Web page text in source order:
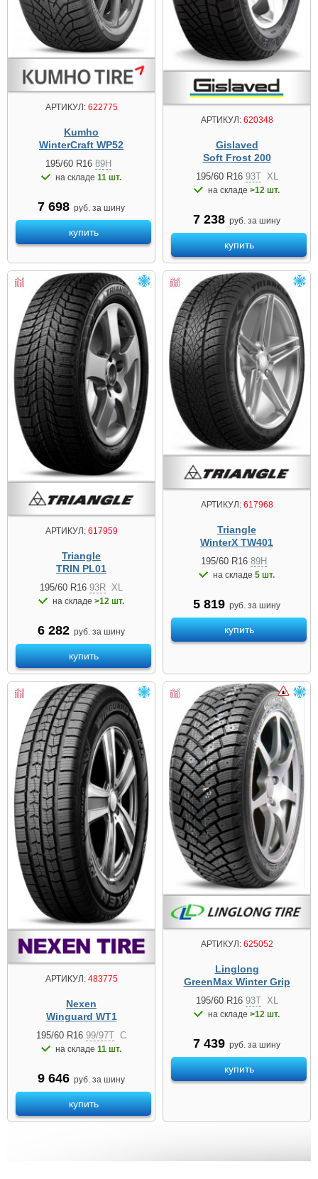
АРТИКУЛ:622775
Kumho
WinterCraft WP52
195/60 R16 89H
на складе 11 шт.
7 698 руб. за шину
купить
АРТИКУЛ:620348
Gislaved
Soft Frost 200
195/60 R16 93T XL
на складе >12 шт.
7 238 руб. за шину
купить
АРТИКУЛ:617959
Triangle
TRIN PL01
195/60 R16 93R XL
на складе >12 шт.
6 282 руб. за шину
купить
АРТИКУЛ:617968
Triangle
WinterX TW401
195/60 R16 89H
на складе 5 шт.
5 819 руб. за шину
купить
АРТИКУЛ:483775
Nexen
Winguard WT1
195/60 R16 99/97T C
на складе 11 шт.
9 646 руб. за шину
купить
АРТИКУЛ:625052
Linglong
GreenMax Winter Grip
195/60 R16 93T XL
на складе >12 шт.
7 439 руб. за шину
купить